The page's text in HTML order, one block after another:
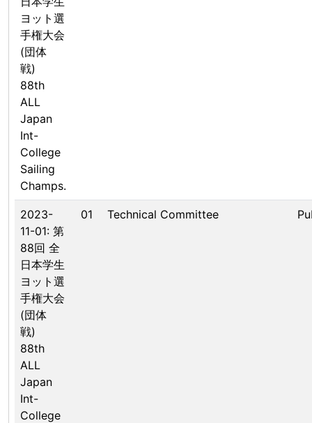
ヨット選
手権大会
(団体
戦)
88th
ALL
Japan
Int-
College
Sailing
Champs.
2023-
11-01: 第
88回 全
日本学生
ヨット選
手権大会
(団体
戦)
88th
ALL
Japan
Int-
College
01 Technical Committee